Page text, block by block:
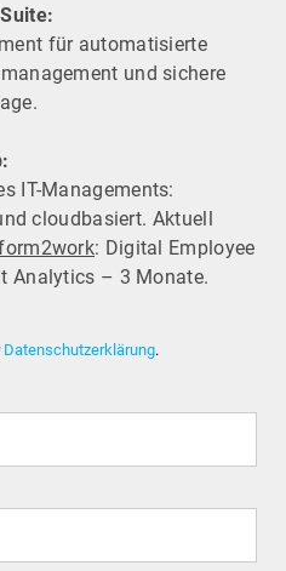
für automatisierte
und sichere
IT-Managements:
cloudbasiert. Aktuell
: Digital Employee
Analytics – 3 Monate.
Datenschutzerklärung.